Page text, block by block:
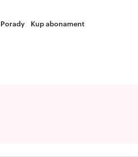
Porady Kup abonament